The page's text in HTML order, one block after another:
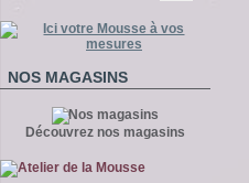
NOS MAGASINS
Découvrez nos magasins